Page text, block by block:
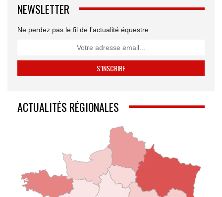
NEWSLETTER
Ne perdez pas le fil de l’actualité équestre
ACTUALITÉS RÉGIONALES